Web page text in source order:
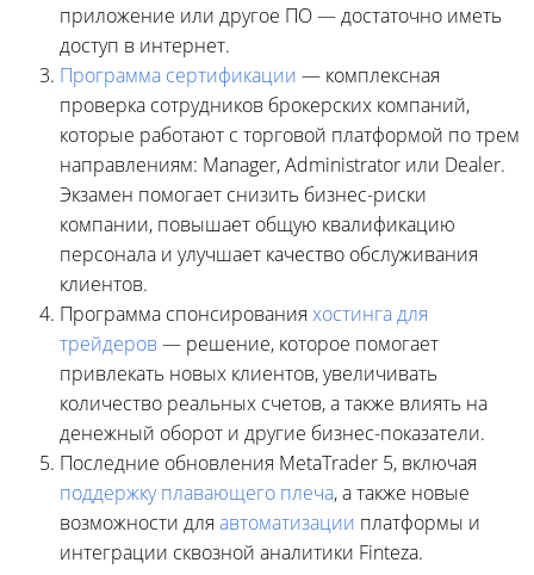
приложение или другое ПО — достаточно иметь
доступ в интернет.
Программа сертификации — комплексная
проверка сотрудников брокерских компаний,
которые работают с торговой платформой по трем
направлениям: Manager, Administrator или Dealer.
Экзамен помогает снизить бизнес-риски
компании, повышает общую квалификацию
персонала и улучшает качество обслуживания
клиентов.
Программа спонсирования хостинга для
трейдеров— решение, которое помогает
привлекать новых клиентов, увеличивать
количество реальных счетов, а также влиять на
денежный оборот и другие бизнес-показатели.
Последние обновления MetaTrader 5, включая
поддержку плавающего плеча, а также новые
возможности для автоматизации платформы и
интеграции сквозной аналитики Finteza.